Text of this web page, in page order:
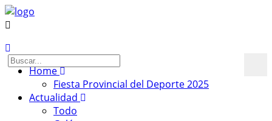
Home
Fiesta Provincial del Deporte 2025
Actualidad
Todo